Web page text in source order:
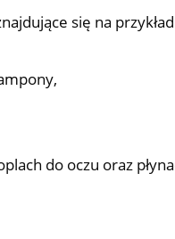
się na
do oczu oraz